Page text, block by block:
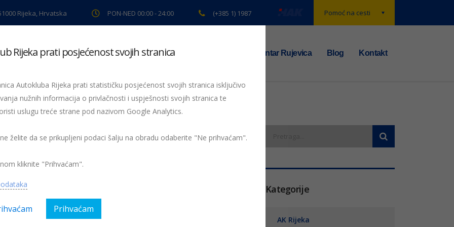
Pomoć na cesti
Rijeka, Hrvatska PON-NED 00:00 - 24:00 (+385 1) 1987
pregled Pomoć na cesti Servis Preventiva TS centar Rujevica Blog Kontakt
prometne nesreće
AK Rijeka, Magazin, Preventiva
Kategorije
AK Rijeka
Rijeka prati posjećenost svojih stranica
Autokluba Rijeka prati statističku posjećenost svojih stranica isključivo
nužnih informacija o privlačnosti i uspješnosti svojih stranica te
uslugu treće strane pod nazivom Google Analytics.
želite da se prikupljeni podaci šalju na obradu odaberite "Ne prihvaćam".
kliknite "Prihvaćam".
Prihvaćam